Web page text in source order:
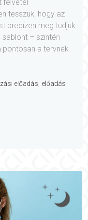
felvétel
tesszük, hogy az
precízen meg tudjuk
sablont – szintén
pontosan a tervnek
előadás, előadás